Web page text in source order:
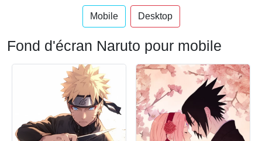
Mobile Desktop
Fond d'écran Naruto pour mobile